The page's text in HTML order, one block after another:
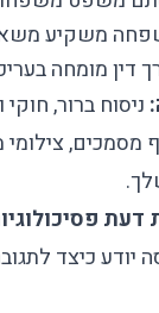
משקיע
דין מומחה
ניסוח ברור,
מסמכים,
דעת
יודע כיצד